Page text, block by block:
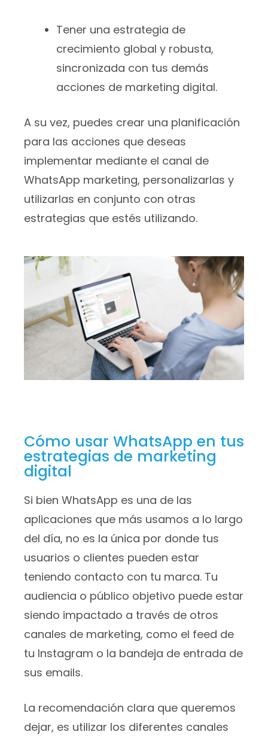
Tener una estrategia de
crecimiento global y robusta,
sincronizada con tus demás
acciones de marketing digital.
A su vez, puedes crear una planificación
para las acciones que deseas
implementar mediante el canal de
WhatsApp marketing, personalizarlas y
utilizarlas en conjunto con otras
estrategias que estés utilizando.
Cómo usar WhatsApp en tus
estrategias de marketing
digital
Si bien WhatsApp es una de las
aplicaciones que más usamos a lo largo
del día, no es la única por donde tus
usuarios o clientes pueden estar
teniendo contacto con tu marca. Tu
audiencia o público objetivo puede estar
siendo impactado a través de otros
canales de marketing, como el feed de
tu Instagram o la bandeja de entrada de
sus emails.
La recomendación clara que queremos
dejar, es utilizar los diferentes canales